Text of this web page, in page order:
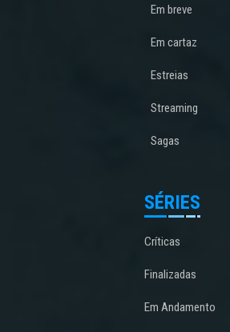
Em breve
Em cartaz
Estreias
Streaming
Sagas
SÉRIES
Críticas
Finalizadas
Em Andamento